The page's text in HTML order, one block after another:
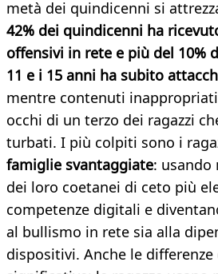
metà dei quindicenni si
42% dei quindicenni ha
offensivi in rete e più del 10%
11 e i 15 anni ha subito
mentre contenuti
occhi di un terzo dei ragazzi
turbati. I più colpiti sono i
famiglie svantaggiate: usando
dei loro coetanei di ceto più
competenze digitali e
al bullismo in rete sia alla
dispositivi. Anche le